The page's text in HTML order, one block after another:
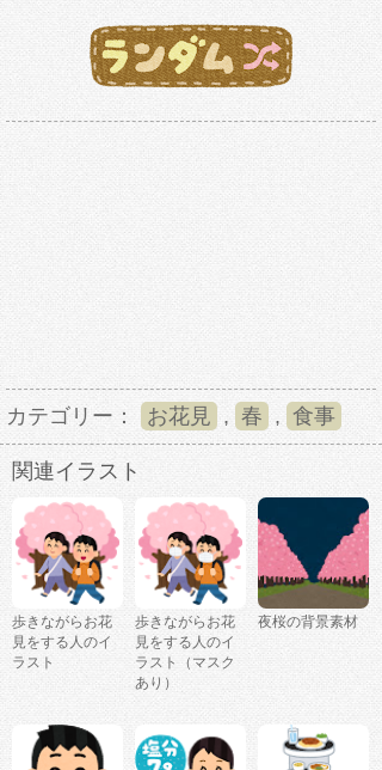
カテゴリー： お花見 , 春 , 食事
関連イラスト
歩きながらお花
見をする人のイ
ラスト
歩きながらお花
見をする人のイ
ラスト（マスク
あり）
夜桜の背景素材